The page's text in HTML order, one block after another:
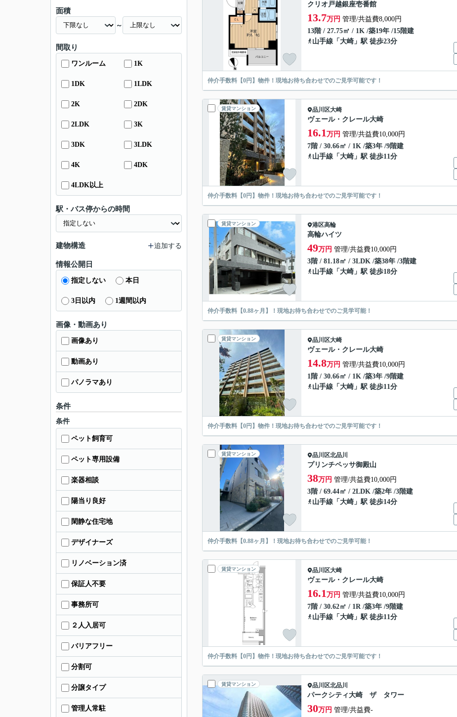
クリオ戸越銀座壱番館
13.7万円 管理/共益費8,000円
13階 / 27.75㎡ / 1K /築19年 /15階建
山手線 「 大崎 」駅 徒歩23分
仲介手数料【0円】物件！現地お待ち合わせでのご見学可能です！
賃貸マンション 品川区大崎
ヴェール・クレール大崎
16.1万円 管理/共益費10,000円
7階 / 30.66㎡ / 1K /築3年 /9階建
山手線 「 大崎 」駅 徒歩11分
仲介手数料【0円】物件！現地お待ち合わせでのご見学可能です！
賃貸マンション 港区高輪
高輪ハイツ
49万円 管理/共益費10,000円
3階 / 81.18㎡ / 3LDK /築38年 /3階建
山手線 「 大崎 」駅 徒歩18分
仲介手数料【0.88ヶ月】！現地お待ち合わせでのご見学可能！
賃貸マンション 品川区大崎
ヴェール・クレール大崎
14.8万円 管理/共益費10,000円
1階 / 30.66㎡ / 1K /築3年 /9階建
山手線 「 大崎 」駅 徒歩11分
仲介手数料【0円】物件！現地お待ち合わせでのご見学可能です！
賃貸マンション 品川区北品川
プリンチペッサ御殿山
38万円 管理/共益費10,000円
3階 / 69.44㎡ / 2LDK /築2年 /3階建
山手線 「 大崎 」駅 徒歩14分
仲介手数料【0.88ヶ月】！現地お待ち合わせでのご見学可能！
賃貸マンション 品川区大崎
ヴェール・クレール大崎
16.1万円 管理/共益費10,000円
7階 / 30.62㎡ / 1R /築3年 /9階建
山手線 「 大崎 」駅 徒歩11分
仲介手数料【0円】物件！現地お待ち合わせでのご見学可能です！
賃貸マンション 品川区北品川
パークシティ大崎 ザ タワー
30万円 管理/共益費-
面積
～
間取り
ワンルーム 1K
1DK 1LDK
2K 2DK
2LDK 3K
3DK 3LDK
4K 4DK
4LDK以上
駅・バス停からの時間
建物構造 追加する
情報公開日
指定しない 本日
3日以内 1週間以内
画像・動画あり
画像あり
動画あり
パノラマあり
条件
条件
ペット飼育可
ペット専用設備
楽器相談
陽当り良好
閑静な住宅地
デザイナーズ
リノベーション済
保証人不要
事務所可
２人入居可
バリアフリー
分割可
分譲タイプ
管理人常駐